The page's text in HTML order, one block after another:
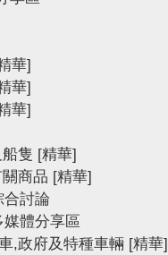
華]
華]
華]
隻 [精華]
商品 [精華]
合討論
體分享區
,政府及特種車輛 [精華]